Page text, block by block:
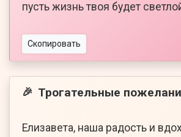
пусть жизнь твоя будет
Скопировать
🎉 Трогательные
Елизавета, наша радость и